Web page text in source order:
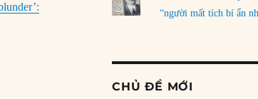
“người mất tích bí ẩn
CHỦ ĐỀ MỚI